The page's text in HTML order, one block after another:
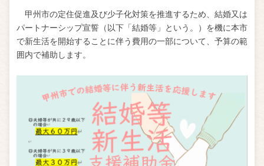
甲州市の定住促進及び少子化対策を推進するため、結婚又は
パートナーシップ宣誓（以下「結婚等」という。）を機に本市
で新生活を開始することに伴う費用の一部について、予算の範
囲内で補助します。